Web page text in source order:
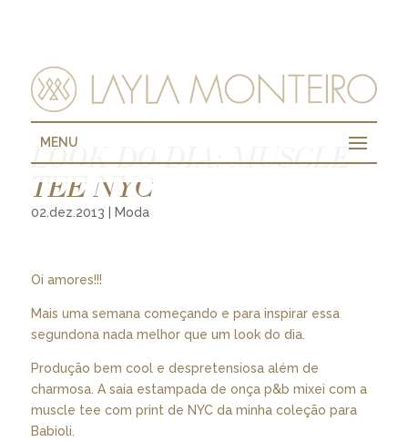
MENU
LOOK DO DIA: MUSCLE
TEE NYC
02.dez.2013 Moda
Oi amores!!!
Mais uma semana começando e para inspirar essa
segundona nada melhor que um look do dia.
Produção bem cool e despretensiosa além de
charmosa. A saia estampada de onça p&b mixei com a
muscle tee com print de NYC da minha coleção para
Babioli.